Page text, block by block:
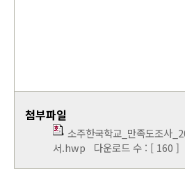
첨부파일
소주한국학교_만족도조사
서.hwp 다운로드 수 : [ 160 ]